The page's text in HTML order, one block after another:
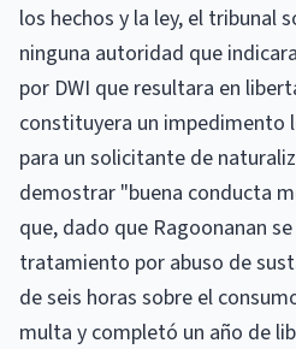
los hechos y la ley, el tribunal
ninguna autoridad que
por DWI que resultara en
constituyera un impedimento
para un solicitante de
demostrar "buena conducta
que, dado que Ragoonanan
tratamiento por abuso de
de seis horas sobre el
multa y completó un año de